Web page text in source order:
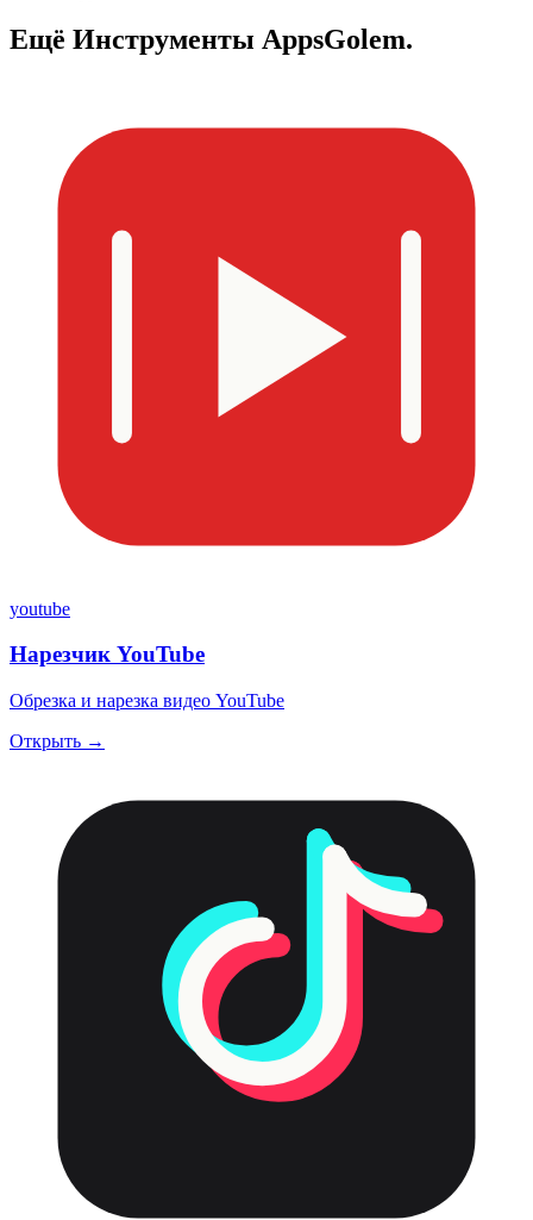
Ещё Инструменты AppsGolem.
youtube
Нарезчик YouTube
Обрезка и нарезка видео YouTube
Открыть →